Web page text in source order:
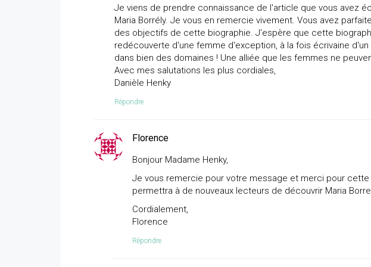
Je viens de prendre connaissance de l'article que vous avez
Maria Borrély. Je vous en remercie vivement. Vous avez
des objectifs de cette biographie. J'espère que cette
redécouverte d'une femme d'exception, à la fois écrivaine
dans bien des domaines ! Une alliée que les femmes ne
Avec mes salutations les plus cordiales,
Danièle Henky
Répondre
Florence
Bonjour Madame Henky,
Je vous remercie pour votre message et merci pour
permettra à de nouveaux lecteurs de découvrir Maria
Cordialement,
Florence
Répondre